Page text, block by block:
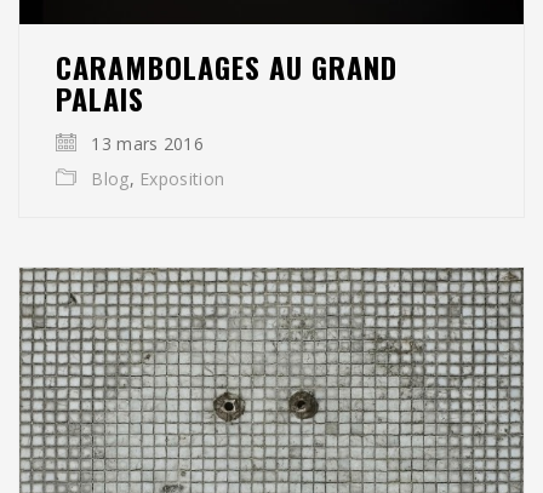
CARAMBOLAGES AU GRAND
PALAIS
13 mars 2016
Blog, Exposition